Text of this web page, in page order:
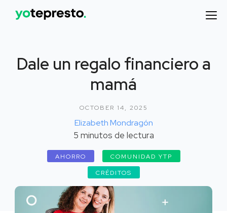
Dale un regalo financiero a
mamá
OCTOBER 14, 2025
Elizabeth Mondragón
5 minutos de lectura
AHORRO
COMUNIDAD YTP
CRÉDITOS